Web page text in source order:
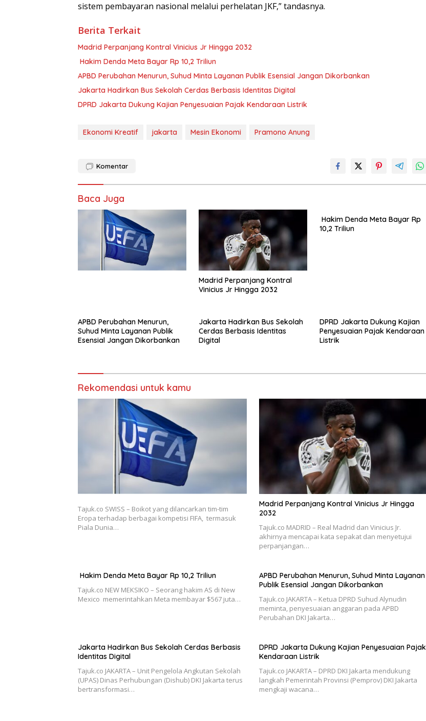
sistem pembayaran nasional melalui perhelatan JKF,” tandasnya.
Berita Terkait
Madrid Perpanjang Kontral Vinicius Jr Hingga 2032
Hakim Denda Meta Bayar Rp 10,2 Triliun
APBD Perubahan Menurun, Suhud Minta Layanan Publik Esensial Jangan Dikorbankan
Jakarta Hadirkan Bus Sekolah Cerdas Berbasis Identitas Digital
DPRD Jakarta Dukung Kajian Penyesuaian Pajak Kendaraan Listrik
Ekonomi Kreatif jakarta Mesin Ekonomi Pramono Anung
Komentar
Baca Juga
Madrid Perpanjang Kontral
Vinicius Jr Hingga 2032
Hakim Denda Meta Bayar Rp
10,2 Triliun
APBD Perubahan Menurun,
Suhud Minta Layanan Publik
Esensial Jangan Dikorbankan
Jakarta Hadirkan Bus Sekolah
Cerdas Berbasis Identitas
Digital
DPRD Jakarta Dukung Kajian
Penyesuaian Pajak Kendaraan
Listrik
Rekomendasi untuk kamu
Tajuk.co SWISS – Boikot yang dilancarkan tim-tim
Eropa terhadap berbagai kompetisi FIFA, termasuk
Piala Dunia…
Madrid Perpanjang Kontral Vinicius Jr Hingga
2032
Tajuk.co MADRID – Real Madrid dan Vinicius Jr.
akhirnya mencapai kata sepakat dan menyetujui
perpanjangan…
Hakim Denda Meta Bayar Rp 10,2 Triliun
Tajuk.co NEW MEKSIKO – Seorang hakim AS di New
Mexico memerintahkan Meta membayar $567 juta…
APBD Perubahan Menurun, Suhud Minta Layanan
Publik Esensial Jangan Dikorbankan
Tajuk.co JAKARTA – Ketua DPRD Suhud Alynudin
meminta, penyesuaian anggaran pada APBD
Perubahan DKI Jakarta…
Jakarta Hadirkan Bus Sekolah Cerdas Berbasis
Identitas Digital
Tajuk.co JAKARTA – Unit Pengelola Angkutan Sekolah
(UPAS) Dinas Perhubungan (Dishub) DKI Jakarta terus
bertransformasi…
DPRD Jakarta Dukung Kajian Penyesuaian Pajak
Kendaraan Listrik
Tajuk.co JAKARTA – DPRD DKI Jakarta mendukung
langkah Pemerintah Provinsi (Pemprov) DKI Jakarta
mengkaji wacana…